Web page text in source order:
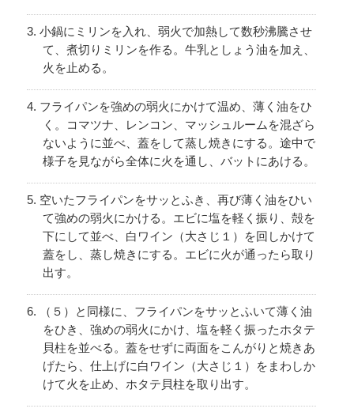
小鍋にミリンを入れ、弱火で加熱して数秒沸騰させ
て、煮切りミリンを作る。牛乳としょう油を加え、
火を止める。
フライパンを強めの弱火にかけて温め、薄く油をひ
く。コマツナ、レンコン、マッシュルームを混ざら
ないように並べ、蓋をして蒸し焼きにする。途中で
様子を見ながら全体に火を通し、バットにあける。
空いたフライパンをサッとふき、再び薄く油をひい
て強めの弱火にかける。エビに塩を軽く振り、殻を
下にして並べ、白ワイン（大さじ１）を回しかけて
蓋をし、蒸し焼きにする。エビに火が通ったら取り
出す。
（５）と同様に、フライパンをサッとふいて薄く油
をひき、強めの弱火にかけ、塩を軽く振ったホタテ
貝柱を並べる。蓋をせずに両面をこんがりと焼きあ
げたら、仕上げに白ワイン（大さじ１）をまわしか
けて火を止め、ホタテ貝柱を取り出す。